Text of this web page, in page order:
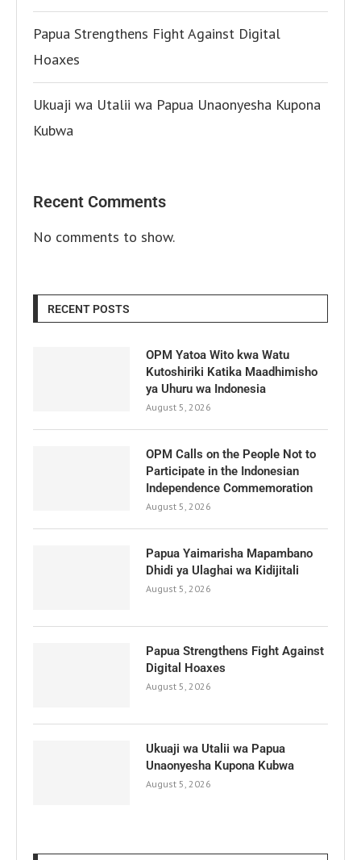
Papua Strengthens Fight Against Digital
Hoaxes
Ukuaji wa Utalii wa Papua Unaonyesha Kupona
Kubwa
Recent Comments
No comments to show.
RECENT POSTS
OPM Yatoa Wito kwa Watu
Kutoshiriki Katika Maadhimisho
ya Uhuru wa Indonesia
August 5, 2026
OPM Calls on the People Not to
Participate in the Indonesian
Independence Commemoration
August 5, 2026
Papua Yaimarisha Mapambano
Dhidi ya Ulaghai wa Kidijitali
August 5, 2026
Papua Strengthens Fight Against
Digital Hoaxes
August 5, 2026
Ukuaji wa Utalii wa Papua
Unaonyesha Kupona Kubwa
August 5, 2026